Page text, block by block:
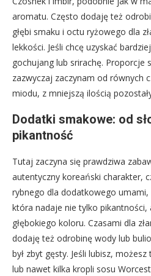
aromatu. Często dodaję też
głębi smaku i octu ryżowego dla
lekkości. Jeśli chcę uzyskać
gochujang lub srirachę. Proporcje
zazwyczaj zaczynam od równych
miodu, z mniejszą ilością
Dodatki smakowe: od
pikantność
Tutaj zaczyna się prawdziwa
autentyczny koreański charakter,
rybnego dla dodatkowego
która nadaje nie tylko pikantności,
głębokiego koloru. Czasami dla
dodaję też odrobinę wody lub
był zbyt gęsty. Jeśli lubisz,
lub nawet kilka kropli sosu